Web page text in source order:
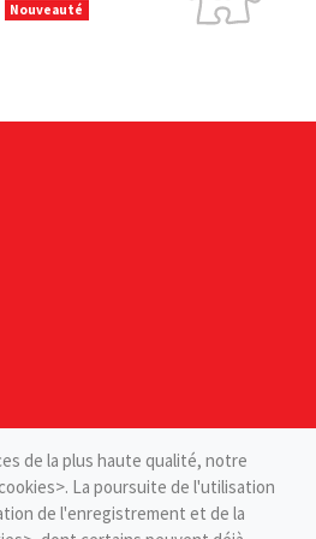
de la plus haute qualité, notre
La poursuite de l'utilisation
de l'enregistrement et de la